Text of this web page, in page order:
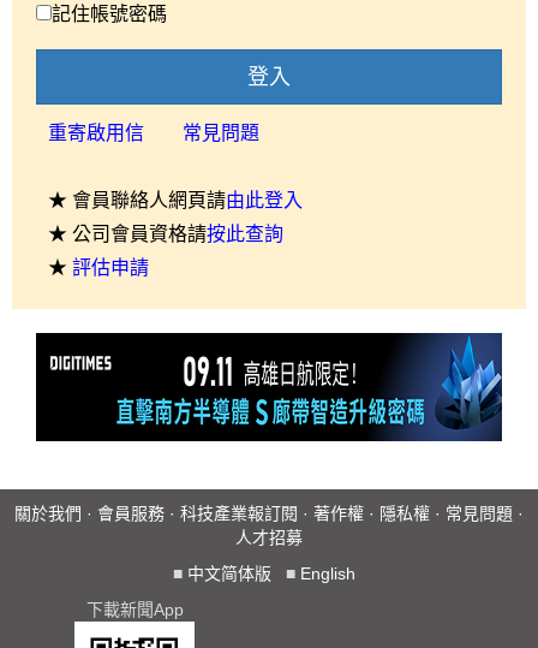
記住帳號密碼
登入
重寄啟用信 常見問題
★ 會員聯絡人網頁請由此登入
★ 公司會員資格請按此查詢
★ 評估申請
關於我們 · 會員服務 · 科技產業報訂閱 · 著作權 · 隱私權 · 常見問題 ·
人才招募
■ 中文简体版 ■ English
下載新聞App